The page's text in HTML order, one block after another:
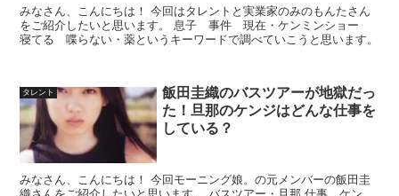
みなさん、こんにちは！ 今回はタレントと実業家のみのもんたさん
をご紹介したいと思います。 息子 事件 現在・ケンミンショー
寝てる 喋らない・薬というキーワードで調べていこうと思います。
タレント
飯田圭織のバスツアーが地獄だっ
た！旦那のケンジはどんな仕事を
している？
みなさん、こんにちは！ 今回モーニング娘。の元メンバーの飯田圭